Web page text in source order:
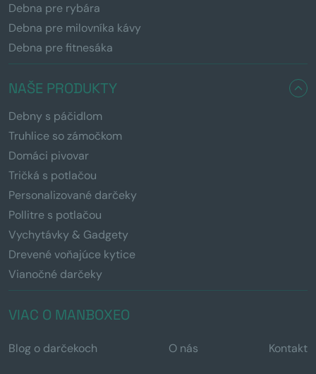
Debna pre rybára
Debna pre milovníka kávy
Debna pre fitnesáka
NAŠE PRODUKTY
Debny s páčidlom
Truhlice so zámočkom
Domáci pivovar
Tričká s potlačou
Personalizované darčeky
Pollitre s potlačou
Vychytávky & Gadgety
Drevené voňajúce kytice
Vianočné darčeky
VIAC O MANBOXEO
Blog o darčekoch O nás Kontakt